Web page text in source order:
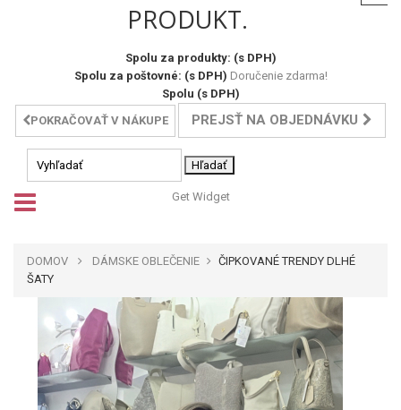
PRODUKT.
Spolu za produkty: (s DPH)
Spolu za poštovné: (s DPH) Doručenie zdarma!
Spolu (s DPH)
POKRAČOVAŤ V NÁKUPE
PREJSŤ NA OBJEDNÁVKU
Hľadať
Get Widget
DOMOV DÁMSKE OBLEČENIE
ČIPKOVANÉ TRENDY DLHÉ
ŠATY